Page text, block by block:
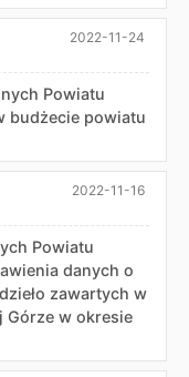
2022-11-24
Powiatu
budżecie powiatu
2022-11-16
Powiatu
danych o
zawartych w
Górze w okresie